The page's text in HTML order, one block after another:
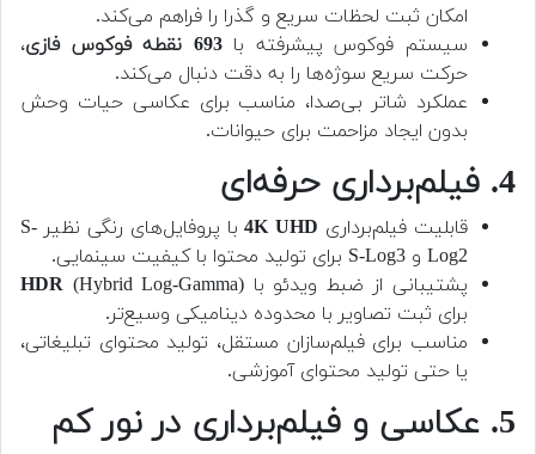
امکان ثبت لحظات سریع و گذرا را فراهم می‌کند.
سیستم فوکوس پیشرفته با693 نقطه فوکوس فازی
،
حرکت سریع سوژه‌ها را به دقت دنبال می‌کند.
عملکرد شاتر بی‌صدا، مناسب برای عکاسی حیات وحش
بدون ایجاد مزاحمت برای حیوانات.
4. فیلم‌برداری حرفه‌ای
قابلیت فیلم‌برداری 4K UHD
با پروفایل‌های رنگی نظیر S-
Log2 و S-Log3 برای تولید محتوا با کیفیت سینمایی.
پشتیبانی از ضبط ویدئو با
HDR (Hybrid Log-Gamma)
برای ثبت تصاویر با محدوده دینامیکی وسیع‌تر.
مناسب برای فیلم‌سازان مستقل، تولید محتوای تبلیغاتی،
یا حتی تولید محتوای آموزشی.
5. عکاسی و فیلم‌برداری در نور کم